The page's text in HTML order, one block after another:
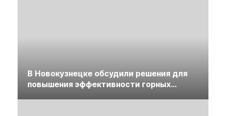
В Новокузнецке обсудили решения для
повышения эффективности горных